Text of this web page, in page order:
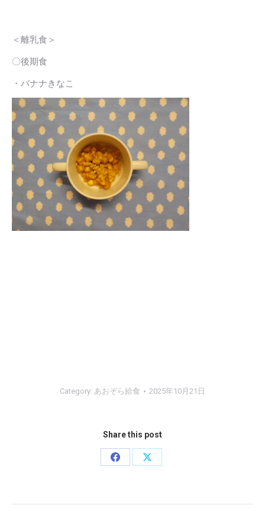
＜離乳食＞
〇後期食
・バナナきなこ
Category: あおぞら給食 2025年10月21日
Share this post
Share
Share